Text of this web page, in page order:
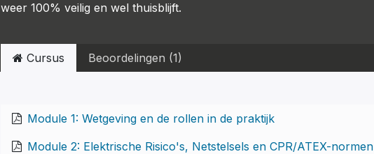
weer 100% veilig en wel thuisblijft.
Cursus Beoordelingen (1)
Module 1: Wetgeving en de rollen in de praktijk
Module 2: Elektrische Risico's, Netstelsels en CPR/ATEX-normen